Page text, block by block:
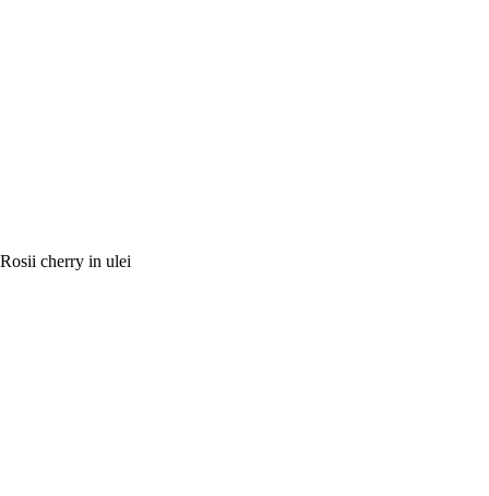
Rosii cherry in ulei